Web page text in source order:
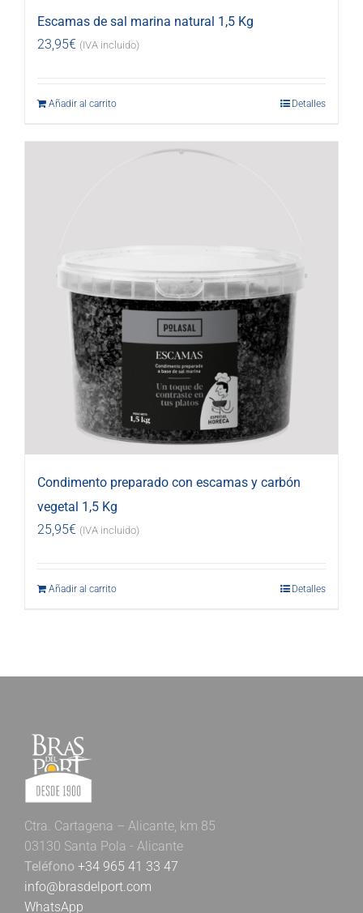
Escamas de sal marina natural 1,5 Kg
23,95€ (IVA incluido)
Añadir al carrito Detalles
Condimento preparado con escamas y carbón
vegetal 1,5 Kg
25,95€ (IVA incluido)
Añadir al carrito Detalles
Ctra. Cartagena – Alicante, km 85
03130 Santa Pola - Alicante
Teléfono +34 965 41 33 47
info@brasdelport.com
WhatsApp